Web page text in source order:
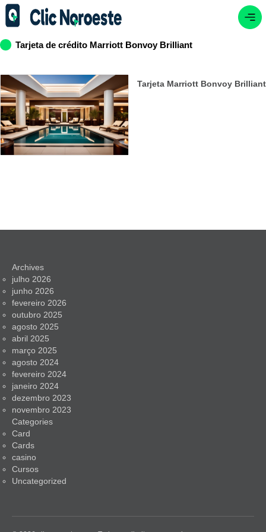
Tarjeta de crédito Marriott Bonvoy Brilliant
Tarjeta Marriott Bonvoy Brilliant
Archives
julho 2026
junho 2026
fevereiro 2026
outubro 2025
agosto 2025
abril 2025
março 2025
agosto 2024
fevereiro 2024
janeiro 2024
dezembro 2023
novembro 2023
Categories
Card
Cards
casino
Cursos
Uncategorized